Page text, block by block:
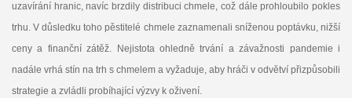
uzavírání hranic, navíc brzdily distribuci chmele, což dále prohloubilo pokles
trhu. V důsledku toho pěstitelé chmele zaznamenali sníženou poptávku, nižší
ceny a finanční zátěž. Nejistota ohledně trvání a závažnosti pandemie i
nadále vrhá stín na trh s chmelem a vyžaduje, aby hráči v odvětví přizpůsobili
strategie a zvládli probíhající výzvy k oživení.